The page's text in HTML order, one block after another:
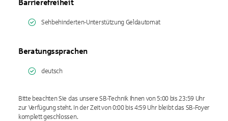
Barrierefreiheit
Sehbehinderten-Unterstützung Geldautomat
Beratungssprachen
deutsch
Bitte beachten Sie das unsere SB-Technik Ihnen von 5:00 bis 23:59 Uhr
zur Verfügung steht. In der Zeit von 0:00 bis 4:59 Uhr bleibt das SB-Foyer
komplett geschlossen.